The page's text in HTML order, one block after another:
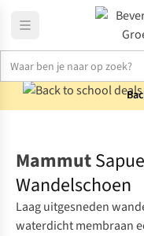
Mammut
Wandelschoen
Laag uitgesneden
waterdicht membraan